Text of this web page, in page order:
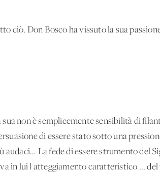
ciò. Don Bosco ha vissuto la sua
non è semplicemente sensibilità di
di essere stato sotto una
La fede di essere strumento del
in lui l'atteggiamento caratteristico ...